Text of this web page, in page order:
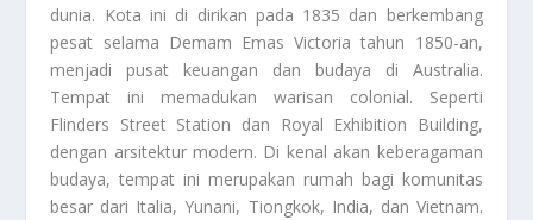
dunia. Kota ini di dirikan pada 1835 dan berkembang
pesat selama Demam Emas Victoria tahun 1850-an,
menjadi pusat keuangan dan budaya di Australia.
Tempat ini memadukan warisan colonial. Seperti
Flinders Street Station dan Royal Exhibition Building,
dengan arsitektur modern. Di kenal akan keberagaman
budaya, tempat ini merupakan rumah bagi komunitas
besar dari Italia, Yunani, Tiongkok, India, dan Vietnam.